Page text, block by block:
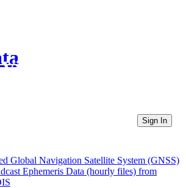
Directories
Sign In
Global Navigation Satellite System (GNSS)
Ephemeris Data (hourly files) from